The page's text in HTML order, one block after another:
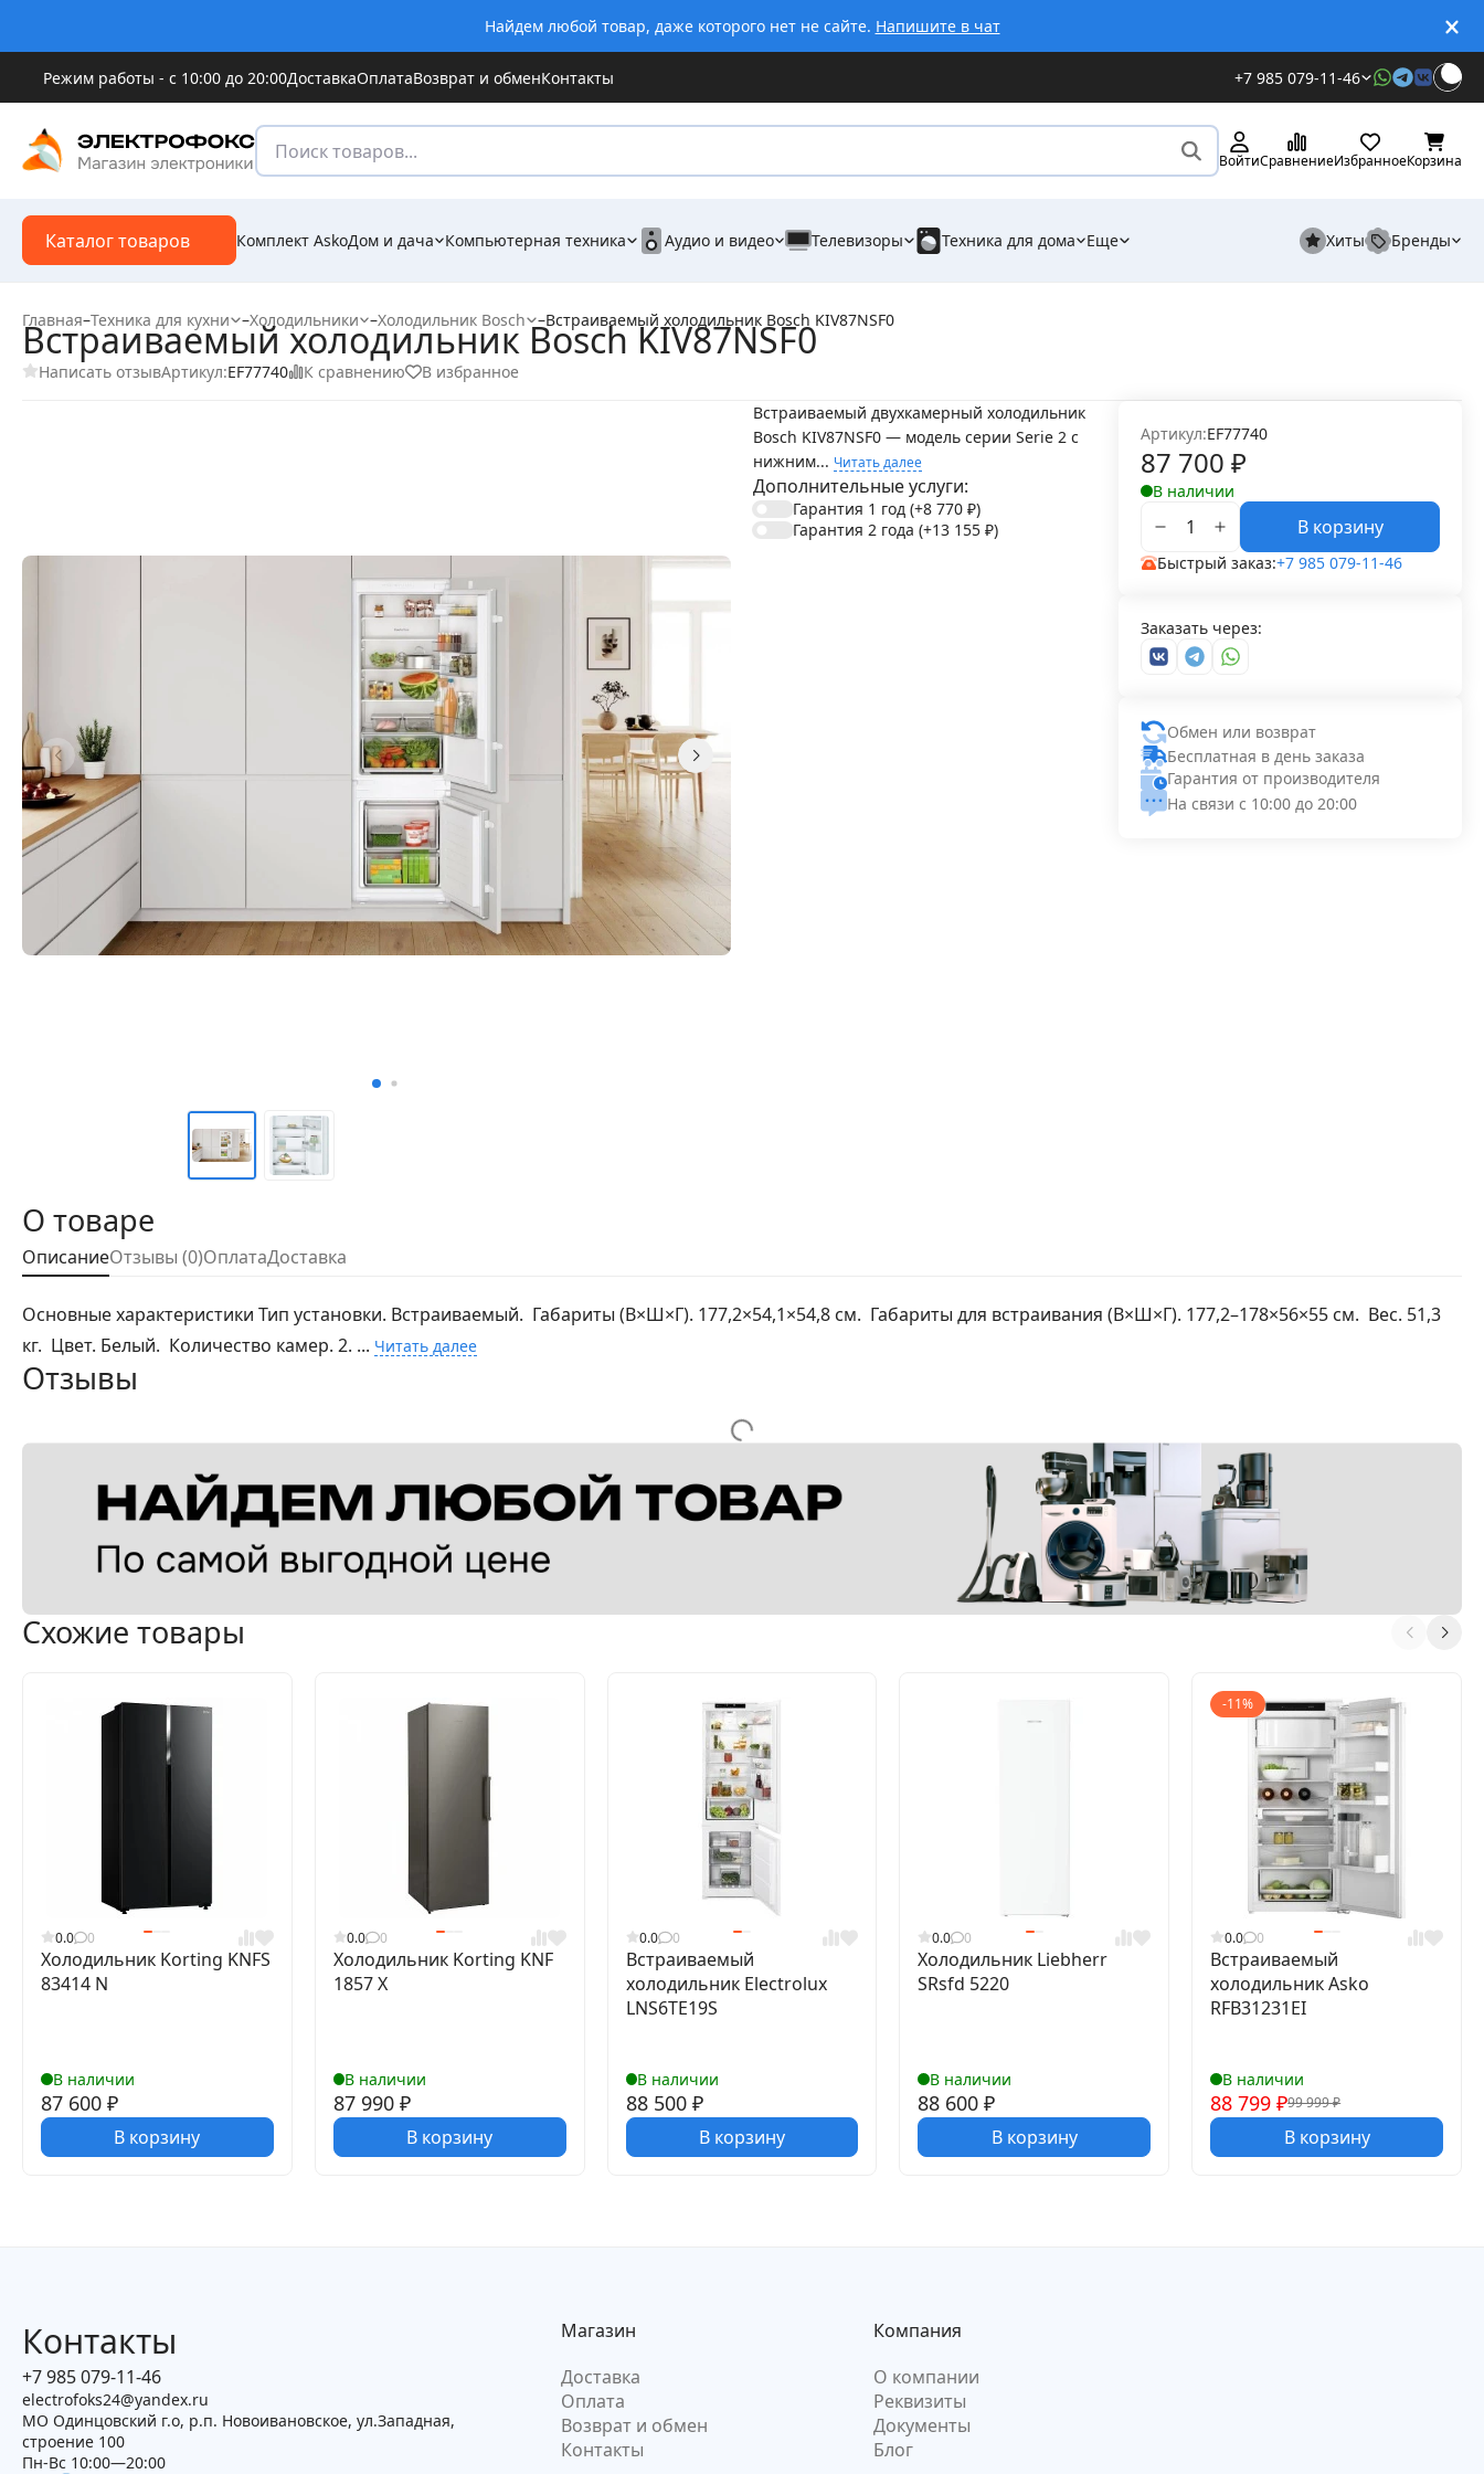
Найдем любой товар, даже которого нет не сайте. Напишите в чат
Режим работы - с 10:00 до 20:00ДоставкаОплатаВозврат и обменКонтакты +7 985 079-11-46
ВойтиСравнениеИзбранноеКорзина
Каталог товаров Комплект AskoДом и дача Компьютерная техника Аудио и видео Телевизоры Техника для дома Еще Хиты Бренды
Главная–Техника для кухни –Холодильники –Холодильник Bosch –Встраиваемый холодильник Bosch KIV87NSF0
Встраиваемый холодильник Bosch KIV87NSF0
Написать отзывАртикул:EF77740 К сравнению
В избранное
Встраиваемый двухкамерный холодильник
Bosch KIV87NSF0 — модель серии Serie 2 с
нижним... Читать далее
Дополнительные услуги:
Гарантия 1 год (+8 770 ₽)
Гарантия 2 года (+13 155 ₽)
Артикул:EF77740
87 700 ₽
В наличии
В корзину
Быстрый заказ:+7 985 079-11-46
Заказать через:
Обмен или возврат
Бесплатная в день заказа
Гарантия от производителя
На связи с 10:00 до 20:00
О товаре
ОписаниеОтзывы (0)ОплатаДоставка
Основные характеристики Тип установки. Встраиваемый. Габариты (В×Ш×Г). 177,2×54,1×54,8 см. Габариты для встраивания (В×Ш×Г). 177,2–178×56×55 см. Вес. 51,3
кг. Цвет. Белый. Количество камер. 2. ... Читать далее
Отзывы
Схожие товары
0.0 0
Холодильник Korting KNFS
83414 N
В наличии
87 600 ₽
В корзину
0.0 0
Холодильник Korting KNF
1857 X
В наличии
87 990 ₽
В корзину
0.0 0
Встраиваемый
холодильник Electrolux
LNS6TE19S
В наличии
88 500 ₽
В корзину
0.0 0
Холодильник Liebherr
SRsfd 5220
В наличии
88 600₽
В корзину
-11%
0.0 0
Встраиваемый
холодильник Asko
RFB31231EI
В наличии
99 999₽
88 799₽
В корзину
Контакты
+7 985 079-11-46
electrofoks24@yandex.ru
МО Одинцовский г.о, р.п. Новоивановское, ул.Западная,
строение 100
Пн-Вс 10:00—20:00
Магазин
Доставка
Оплата
Возврат и обмен
Контакты
Компания
О компании
Реквизиты
Документы
Блог